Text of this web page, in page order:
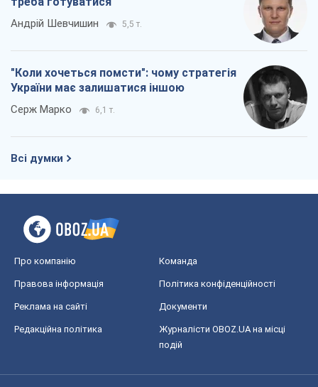
Андрій Шевчишин 5,5 т.
"Коли хочеться помсти": чому стратегія
України має залишатися іншою
Серж Марко 6,1 т.
Всі думки
Про компанію Команда
Правова інформація Політика конфіденційності
Реклама на сайті Документи
Редакційна політика
Журналісти OBOZ.UA на місці
подій